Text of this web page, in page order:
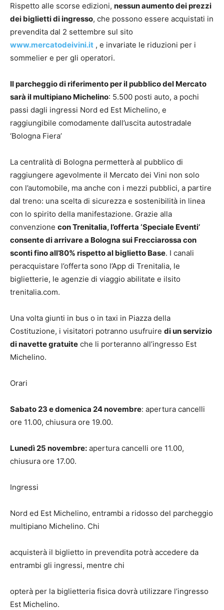
Rispetto alle scorse edizioni, nessun aumento dei prezzi
dei biglietti di ingresso, che possono essere acquistati in
prevendita dal 2 settembre sul sito
www.mercatodeivini.it , e invariate le riduzioni per i
sommelier e per gli operatori.
Il parcheggio di riferimento per il pubblico del Mercato
sarà il multipiano Michelino: 5.500 posti auto, a pochi
passi dagli ingressi Nord ed Est Michelino, e
raggiungibile comodamente dall’uscita autostradale
‘Bologna Fiera’
La centralità di Bologna permetterà al pubblico di
raggiungere agevolmente il Mercato dei Vini non solo
con l’automobile, ma anche con i mezzi pubblici, a partire
dal treno: una scelta di sicurezza e sostenibilità in linea
con lo spirito della manifestazione. Grazie alla
convenzione con Trenitalia, l’offerta ‘Speciale Eventi’
consente di arrivare a Bologna sui Frecciarossa con
sconti fino all’80% rispetto al biglietto Base. I canali
peracquistare l’offerta sono l’App di Trenitalia, le
biglietterie, le agenzie di viaggio abilitate e ilsito
trenitalia.com.
Una volta giunti in bus o in taxi in Piazza della
Costituzione, i visitatori potranno usufruire di un servizio
di navette gratuite che li porteranno all’ingresso Est
Michelino.
Orari
Sabato 23 e domenica 24 novembre: apertura cancelli
ore 11.00, chiusura ore 19.00.
Lunedì 25 novembre: apertura cancelli ore 11.00,
chiusura ore 17.00.
Ingressi
Nord ed Est Michelino, entrambi a ridosso del parcheggio
multipiano Michelino. Chi
acquisterà il biglietto in prevendita potrà accedere da
entrambi gli ingressi, mentre chi
opterà per la biglietteria fisica dovrà utilizzare l’ingresso
Est Michelino.